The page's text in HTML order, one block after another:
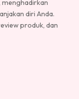
menghadirkan
diri Anda.
produk, dan